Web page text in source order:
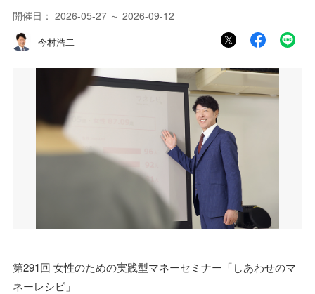
開催日： 2026-05-27 ～ 2026-09-12
今村浩二
第291回 女性のための実践型マネーセミナー「しあわせのマ
ネーレシピ」